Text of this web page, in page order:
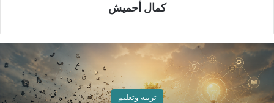
كمال أحميش
تربية وتعليم